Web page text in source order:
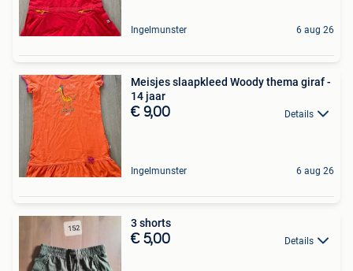
Ingelmunster 6 aug 26
Meisjes slaapkleed Woody thema giraf -
14 jaar
€ 9,00 Details
Ingelmunster 6 aug 26
3 shorts
€ 5,00 Details